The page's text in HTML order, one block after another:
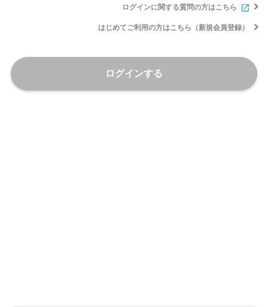
ログインに関する質問の方はこちら
はじめてご利用の方はこちら（新規会員登録）
ログインする